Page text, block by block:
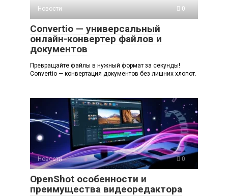
Новости
0
Convertio — универсальный
онлайн-конвертер файлов и
документов
Превращайте файлы в нужный формат за секунды!
Convertio — конвертация документов без лишних хлопот.
Новости 0
OpenShot особенности и
преимущества видеоредактора